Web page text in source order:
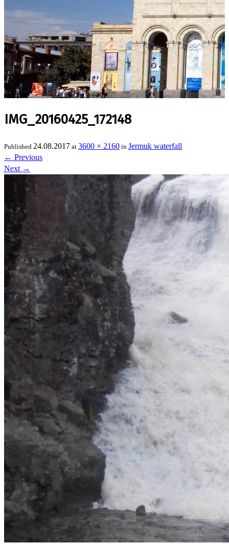
IMG_20160425_172148
Published 24.08.2017 at 3600 × 2160 in Jermuk waterfall
← Previous
Next →